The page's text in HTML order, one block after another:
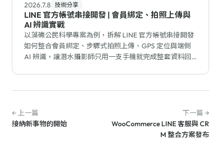
2026.7.8 技術分享
LINE 官方帳號串接開發 | 會員綁定、拍照上傳與
AI 辨識實戰
以藻礁公民科學專案為例，拆解 LINE 官方帳號串接開發
如何整合會員綁定、步驟式拍照上傳、GPS 定位與端側
AI 辨識，讓潛水攝影師只用一支手機就完成整套資料回
← 上一篇
接納新事物的開始
下一篇 →
WooCommerce LINE 客服與 CR
M 整合方案發布